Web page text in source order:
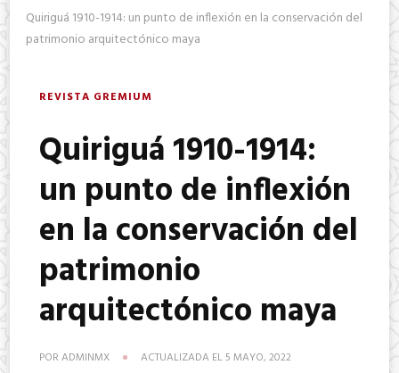
Quiriguá 1910-1914: un punto de inflexión en la conservación del
patrimonio arquitectónico maya
REVISTA GREMIUM
Quiriguá 1910-1914:
un punto de inflexión
en la conservación del
patrimonio
arquitectónico maya
POR ADMINMX ACTUALIZADA EL5 MAYO, 2022